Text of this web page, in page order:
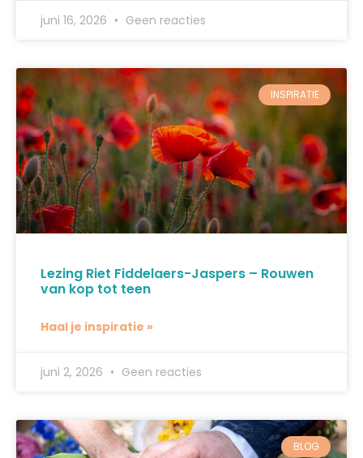
juni 16, 2026 Geen reacties
INSPIRATIE
Lezing Riet Fiddelaers-Jaspers – Rouwen
van kop tot teen
Haal je inspiratie »
juni 2, 2026 Geen reacties
BLOG